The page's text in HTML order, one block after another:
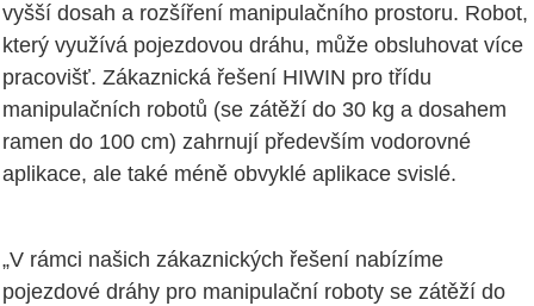
vyšší dosah a rozšíření manipulačního prostoru. Robot,
který využívá pojezdovou dráhu, může obsluhovat více
pracovišť. Zákaznická řešení HIWIN pro třídu
manipulačních robotů (se zátěží do 30 kg a dosahem
ramen do 100 cm) zahrnují především vodorovné
aplikace, ale také méně obvyklé aplikace svislé.
„V rámci našich zákaznických řešení nabízíme
pojezdové dráhy pro manipulační roboty se zátěží do